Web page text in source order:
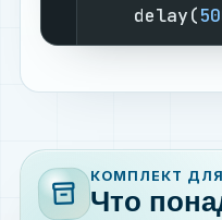
    delay(
inventory_2
КОМПЛЕКТ
Что